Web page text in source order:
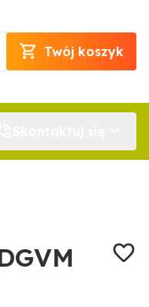
Twój koszyk